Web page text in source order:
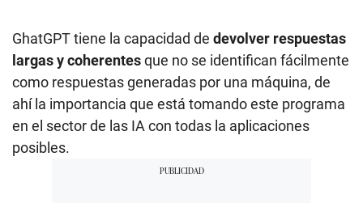
GhatGPT tiene la capacidad de devolver respuestas
largas y coherentesque no se identifican fácilmente
como respuestas generadas por una máquina, de
ahí la importancia que está tomando este programa
en el sector de las IA con todas la aplicaciones
posibles.